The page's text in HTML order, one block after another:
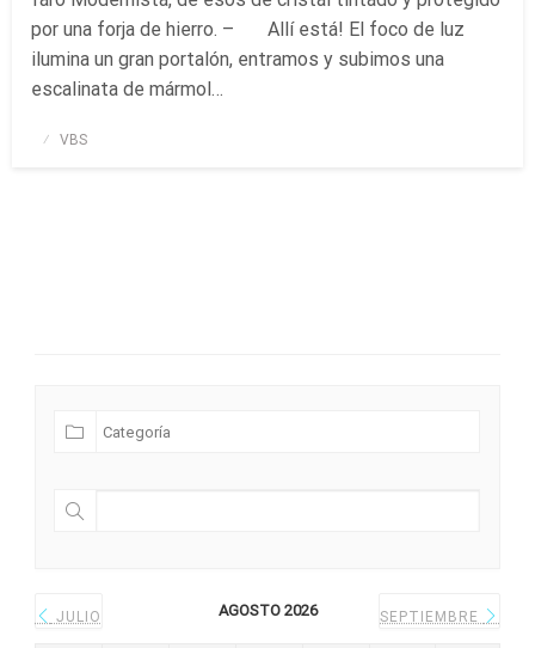
por una forja de hierro. – Allí está! El foco de luz
ilumina un gran portalón, entramos y subimos una
escalinata de mármol…
Publicado
VBS
JULIO AGOSTO 2026 SEPTIEMBRE